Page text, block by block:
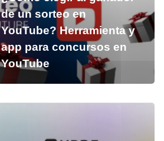
de un sorteo en
YouTube? Herramienta y
app para concursos en
YouTube